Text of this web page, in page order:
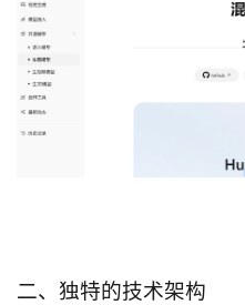
二、独特的技术架构